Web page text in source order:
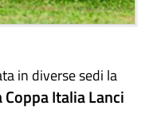
in diverse sedi la
Coppa Italia Lanci